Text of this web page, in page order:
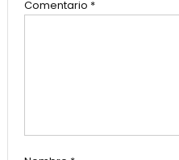
Comentario *